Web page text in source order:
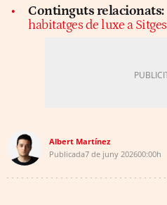
Continguts relacionats:
habitatges de luxe a Sitges
Albert Martínez
Publicada7 de juny 202600:00h